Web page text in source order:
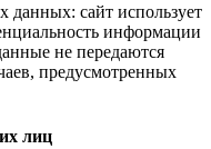
данных: сайт использует
информации
не передаются
предусмотренных
лиц